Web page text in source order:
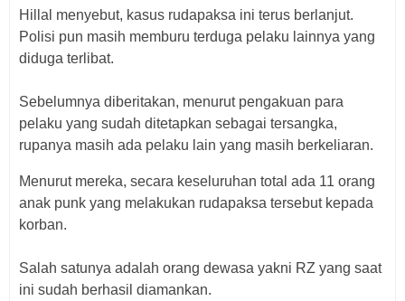
Hillal menyebut, kasus rudapaksa ini terus berlanjut.
Polisi pun masih memburu terduga pelaku lainnya yang
diduga terlibat.
Sebelumnya diberitakan, menurut pengakuan para
pelaku yang sudah ditetapkan sebagai tersangka,
rupanya masih ada pelaku lain yang masih berkeliaran.
Menurut mereka, secara keseluruhan total ada 11 orang
anak punk yang melakukan rudapaksa tersebut kepada
korban.
Salah satunya adalah orang dewasa yakni RZ yang saat
ini sudah berhasil diamankan.